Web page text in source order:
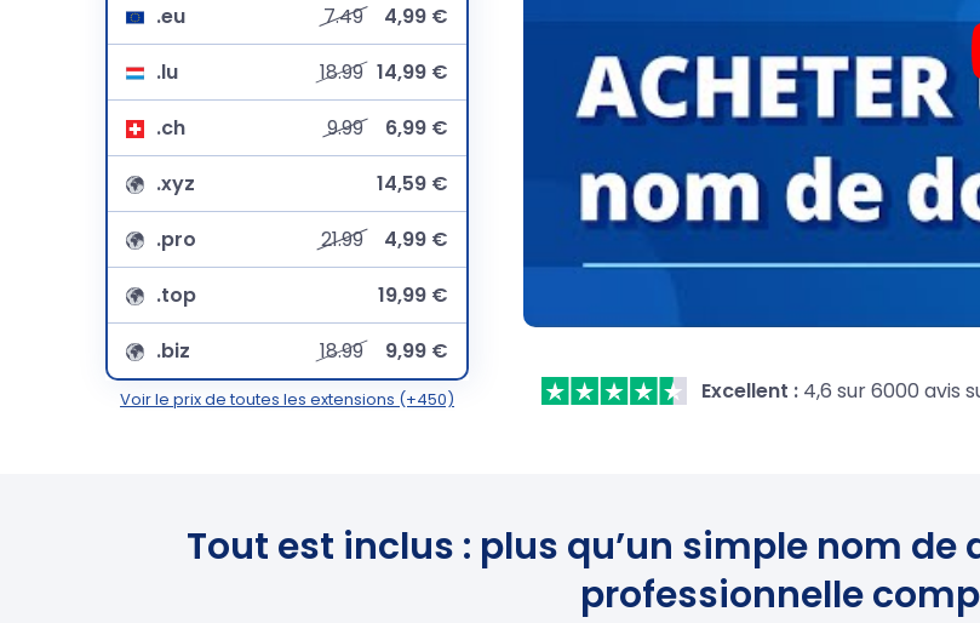
.eu
7.49
4,99 €
.lu
18.99 14,99 €
.ch
9.99
6,99 €
.xyz
14,59 €
.pro
21.99
4,99 €
.top
19,99 €
.biz
18.99 9,99 €
Voir le prix de toutes les extensions (+450) Excellent : 4,6 sur 6000 avis
Tout est inclus : plus qu’un simple nom
professionnelle